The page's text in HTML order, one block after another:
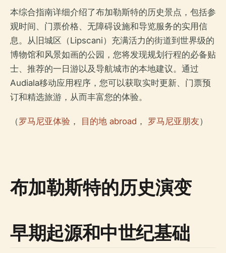
本综合指南详细介绍了布加勒斯特的历史景点，包括参
观时间、门票价格、无障碍设施和导览服务的实用信
息。从旧城区（Lipscani）充满活力的街道到世界级的
博物馆和风景如画的公园，您将发现规划行程的必备贴
士、推荐的一日游以及导航城市的本地建议。通过
Audiala移动应用程序，您可以获取实时更新、门票预
订和精选旅游，从而丰富您的体验。
（罗马尼亚体验 ， 目的地 abroad ， 罗马尼亚朋友）
布加勒斯特的历史演变
早期起源和中世纪基础